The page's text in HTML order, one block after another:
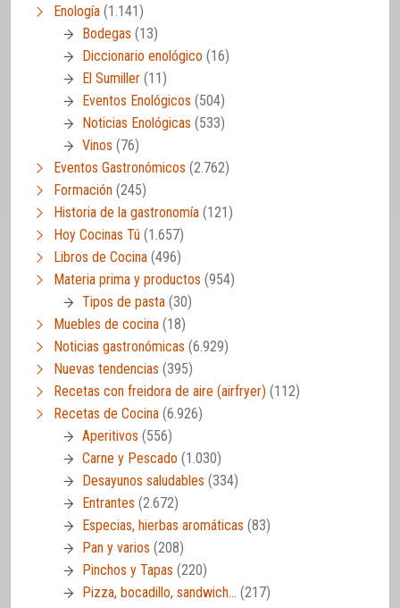
Enología (1.141)
Bodegas (13)
Diccionario enológico (16)
El Sumiller (11)
Eventos Enológicos (504)
Noticias Enológicas (533)
Vinos (76)
Eventos Gastronómicos (2.762)
Formación (245)
Historia de la gastronomía (121)
Hoy Cocinas Tú (1.657)
Libros de Cocina (496)
Materia prima y productos (954)
Tipos de pasta (30)
Muebles de cocina (18)
Noticias gastronómicas (6.929)
Nuevas tendencias (395)
Recetas con freidora de aire (airfryer) (112)
Recetas de Cocina (6.926)
Aperitivos (556)
Carne y Pescado (1.030)
Desayunos saludables (334)
Entrantes (2.672)
Especias, hierbas aromáticas (83)
Pan y varios (208)
Pinchos y Tapas (220)
Pizza, bocadillo, sandwich… (217)